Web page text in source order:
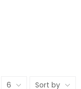
6 Sort by